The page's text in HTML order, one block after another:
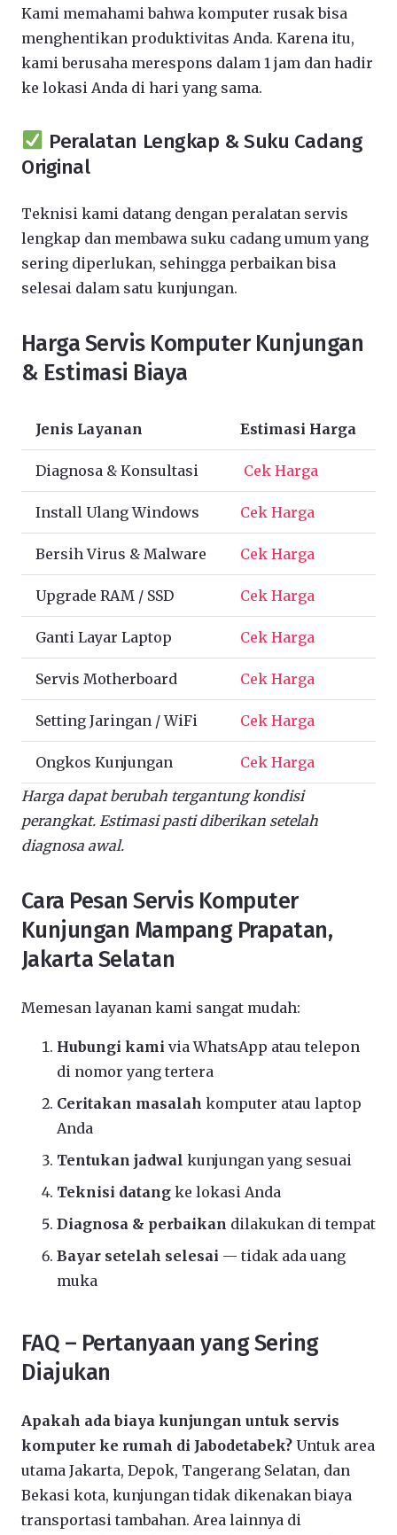
Kami memahami bahwa komputer rusak bisa
menghentikan produktivitas Anda. Karena itu,
kami berusaha merespons dalam 1 jam dan hadir
ke lokasi Anda di hari yang sama.
Peralatan Lengkap & Suku Cadang
Original
Teknisi kami datang dengan peralatan servis
lengkap dan membawa suku cadang umum yang
sering diperlukan, sehingga perbaikan bisa
selesai dalam satu kunjungan.
Harga Servis Komputer Kunjungan
& Estimasi Biaya
Jenis Layanan Estimasi Harga
Diagnosa & Konsultasi Cek Harga
Install Ulang Windows Cek Harga
Bersih Virus & Malware Cek Harga
Upgrade RAM / SSD Cek Harga
Ganti Layar Laptop Cek Harga
Servis Motherboard Cek Harga
Setting Jaringan / WiFi Cek Harga
Ongkos Kunjungan
Cek Harga
Harga dapat berubah tergantung kondisi
perangkat. Estimasi pasti diberikan setelah
diagnosa awal.
Cara Pesan Servis Komputer
Kunjungan Mampang Prapatan,
Jakarta Selatan
Memesan layanan kami sangat mudah:
Hubungi kami via WhatsApp atau telepon
di nomor yang tertera
Ceritakan masalah komputer atau laptop
Anda
Tentukan jadwal kunjungan yang sesuai
Teknisi datang ke lokasi Anda
Diagnosa & perbaikan dilakukan di tempat
Bayar setelah selesai — tidak ada uang
muka
FAQ – Pertanyaan yang Sering
Diajukan
Apakah ada biaya kunjungan untuk servis
komputer ke rumah di Jabodetabek? Untuk area
utama Jakarta, Depok, Tangerang Selatan, dan
Bekasi kota, kunjungan tidak dikenakan biaya
transportasi tambahan. Area lainnya di